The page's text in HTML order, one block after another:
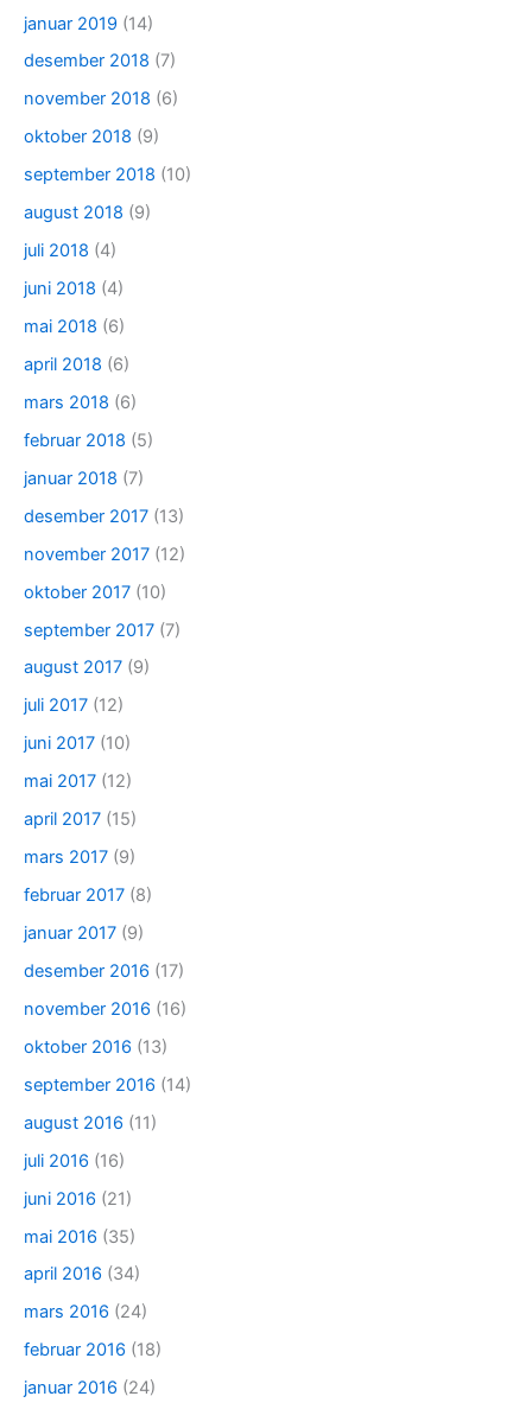
januar 2019 (14)
desember 2018 (7)
november 2018 (6)
oktober 2018 (9)
september 2018 (10)
august 2018 (9)
juli 2018 (4)
juni 2018 (4)
mai 2018 (6)
april 2018 (6)
mars 2018 (6)
februar 2018 (5)
januar 2018 (7)
desember 2017 (13)
november 2017 (12)
oktober 2017 (10)
september 2017 (7)
august 2017 (9)
juli 2017 (12)
juni 2017 (10)
mai 2017 (12)
april 2017 (15)
mars 2017 (9)
februar 2017 (8)
januar 2017 (9)
desember 2016 (17)
november 2016 (16)
oktober 2016 (13)
september 2016 (14)
august 2016 (11)
juli 2016 (16)
juni 2016 (21)
mai 2016 (35)
april 2016 (34)
mars 2016 (24)
februar 2016 (18)
januar 2016 (24)